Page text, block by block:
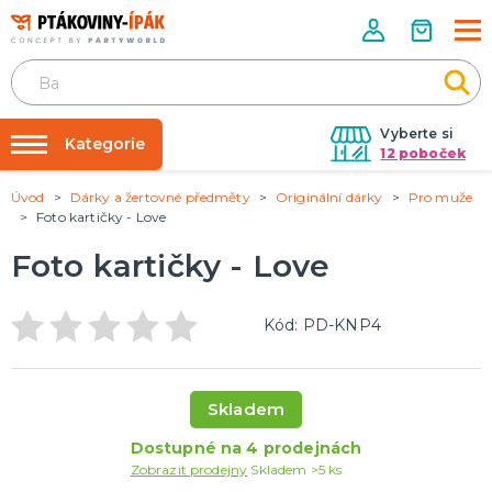
Vyberte si
12 poboček
Půjčovna kostýmů
Nafukování balónků
Prodejny
Rozvoz
Kategorie
PÁRTY DOPLŇKY
Tématické párty
KARNEVALOVÉ KOSTÝMY
Kostýmy pro dospělé
Kostýmy pro děti
DOPLŇKY A MAKEUP
Make-up, dekorace na kůži, tetování, umělé řasy
Úvod Dárky a žertovné předměty Originální dárky
Pro muže
Foto kartičky - Love
Foto kartičky - Love
Kód: PD-KNP4
Skladem
Dostupné na 4 prodejnách
Zobrazit prodejny Skladem >5 ks